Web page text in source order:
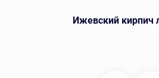
Ижевский кирпич